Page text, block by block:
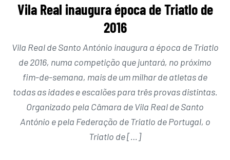
Vila Real inaugura época de Triatlo de
2016
Vila Real de Santo António inaugura a época de Triatlo
de 2016, numa competição que juntará, no próximo
fim-de-semana, mais de um milhar de atletas de
todas as idades e escalões para três provas distintas.
Organizado pela Câmara de Vila Real de Santo
António e pela Federação de Triatlo de Portugal, o
Triatlo de […]